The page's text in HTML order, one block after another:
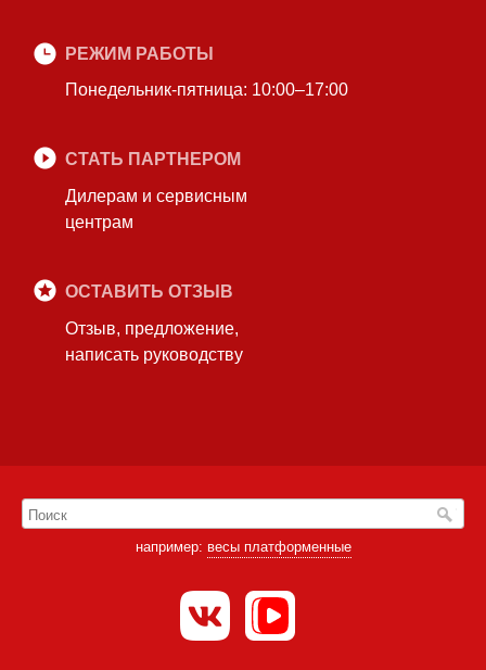
РЕЖИМ РАБОТЫ
Понедельник-пятница: 10:00–17:00
СТАТЬ ПАРТНЕРОМ
Дилерам и сервисным
центрам
ОСТАВИТЬ ОТЗЫВ
Отзыв, предложение,
написать руководству
например: весы платформенные